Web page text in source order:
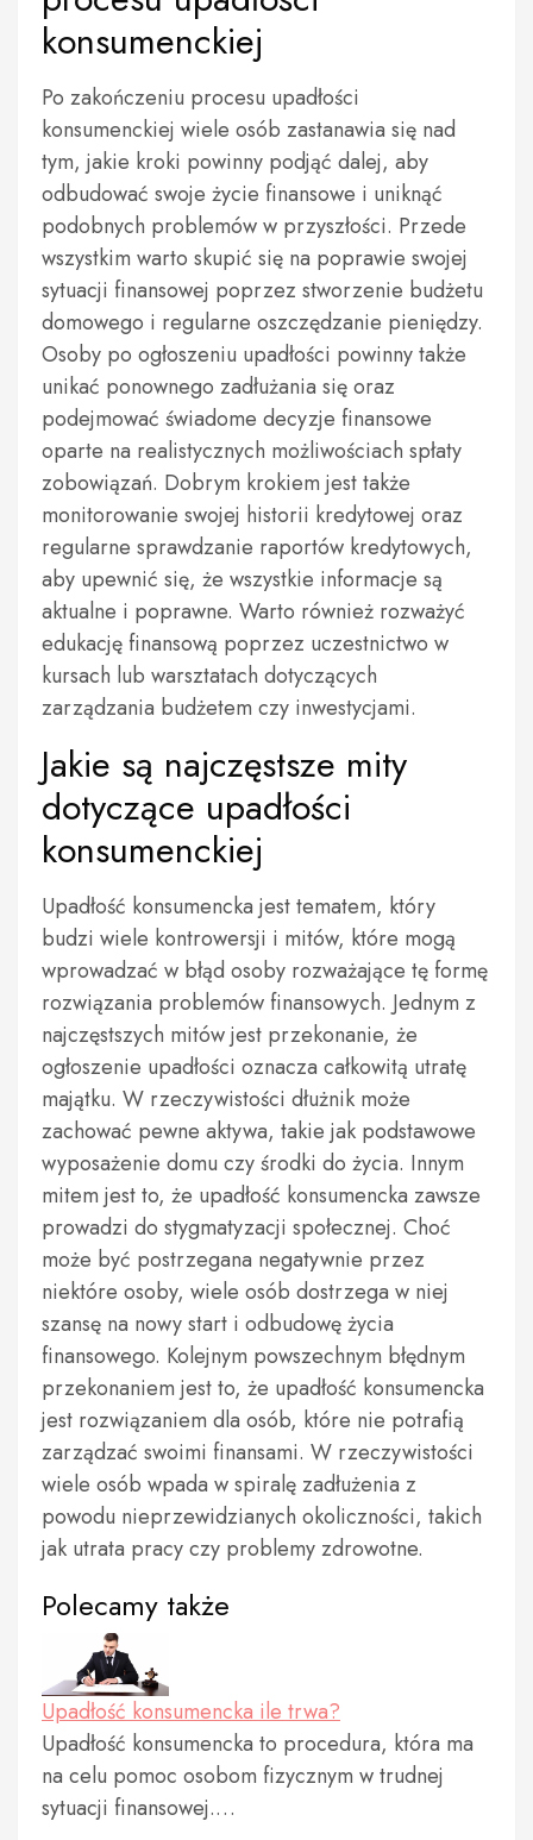
konsumenckiej
Po zakończeniu procesu upadłości
konsumenckiej wiele osób zastanawia się nad
tym, jakie kroki powinny podjąć dalej, aby
odbudować swoje życie finansowe i uniknąć
podobnych problemów w przyszłości. Przede
wszystkim warto skupić się na poprawie swojej
sytuacji finansowej poprzez stworzenie budżetu
domowego i regularne oszczędzanie pieniędzy.
Osoby po ogłoszeniu upadłości powinny także
unikać ponownego zadłużania się oraz
podejmować świadome decyzje finansowe
oparte na realistycznych możliwościach spłaty
zobowiązań. Dobrym krokiem jest także
monitorowanie swojej historii kredytowej oraz
regularne sprawdzanie raportów kredytowych,
aby upewnić się, że wszystkie informacje są
aktualne i poprawne. Warto również rozważyć
edukację finansową poprzez uczestnictwo w
kursach lub warsztatach dotyczących
zarządzania budżetem czy inwestycjami.
Jakie są najczęstsze mity
dotyczące upadłości
konsumenckiej
Upadłość konsumencka jest tematem, który
budzi wiele kontrowersji i mitów, które mogą
wprowadzać w błąd osoby rozważające tę formę
rozwiązania problemów finansowych. Jednym z
najczęstszych mitów jest przekonanie, że
ogłoszenie upadłości oznacza całkowitą utratę
majątku. W rzeczywistości dłużnik może
zachować pewne aktywa, takie jak podstawowe
wyposażenie domu czy środki do życia. Innym
mitem jest to, że upadłość konsumencka zawsze
prowadzi do stygmatyzacji społecznej. Choć
może być postrzegana negatywnie przez
niektóre osoby, wiele osób dostrzega w niej
szansę na nowy start i odbudowę życia
finansowego. Kolejnym powszechnym błędnym
przekonaniem jest to, że upadłość konsumencka
jest rozwiązaniem dla osób, które nie potrafią
zarządzać swoimi finansami. W rzeczywistości
wiele osób wpada w spiralę zadłużenia z
powodu nieprzewidzianych okoliczności, takich
jak utrata pracy czy problemy zdrowotne.
Polecamy także
Upadłość konsumencka ile trwa?
Upadłość konsumencka to procedura, która ma
na celu pomoc osobom fizycznym w trudnej
sytuacji finansowej.…